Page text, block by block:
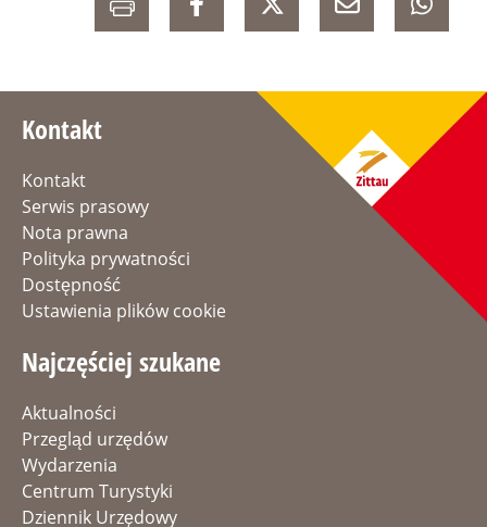
Kontakt
Kontakt
Serwis prasowy
Nota prawna
Polityka prywatności
Dostępność
Ustawienia plików cookie
Najczęściej szukane
Aktualności
Przegląd urzędów
Wydarzenia
Centrum Turystyki
Dziennik Urzędowy